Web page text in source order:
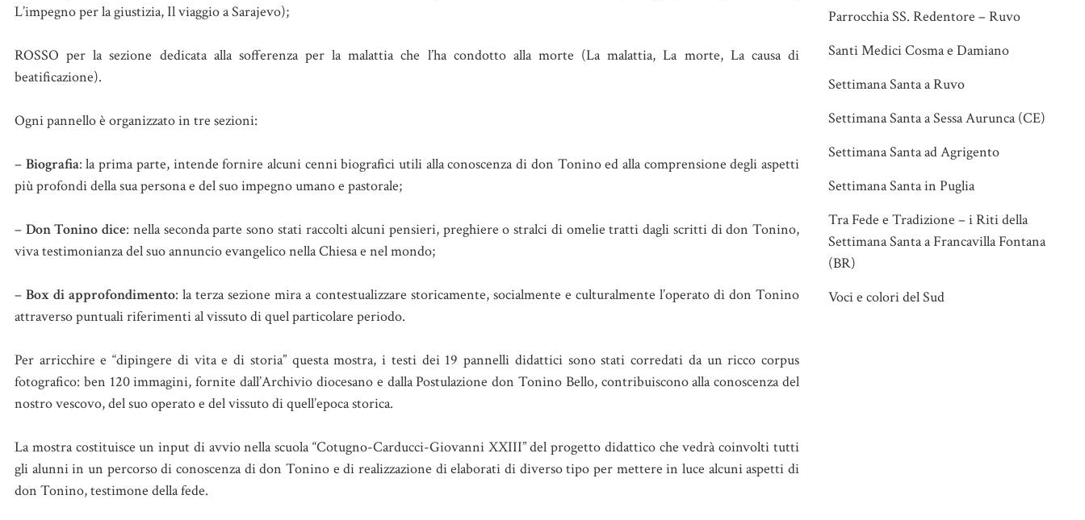
L’impegno per la giustizia, Il viaggio a Sarajevo);
ROSSO per la sezione dedicata alla sofferenza per la malattia che l’ha condotto alla morte (La malattia, La morte, La causa di
beatificazione).
Ogni pannello è organizzato in tre sezioni:
– Biografia: la prima parte, intende fornire alcuni cenni biografici utili alla conoscenza di don Tonino ed alla comprensione degli aspetti
più profondi della sua persona e del suo impegno umano e pastorale;
– Don Tonino dice: nella seconda parte sono stati raccolti alcuni pensieri, preghiere o stralci di omelie tratti dagli scritti di don Tonino,
viva testimonianza del suo annuncio evangelico nella Chiesa e nel mondo;
–Box di approfondimento: la terza sezione mira a contestualizzare storicamente, socialmente e culturalmente l’operato di don Tonino
attraverso puntuali riferimenti al vissuto di quel particolare periodo.
Per arricchire e “dipingere di vita e di storia” questa mostra, i testi dei 19 pannelli didattici sono stati corredati da un ricco corpus
fotografico: ben 120 immagini, fornite dall’Archivio diocesano e dalla Postulazione don Tonino Bello, contribuiscono alla conoscenza del
nostro vescovo, del suo operato e del vissuto di quell’epoca storica.
La mostra costituisce un input di avvio nella scuola “Cotugno-Carducci-Giovanni XXIII” del progetto didattico che vedrà coinvolti tutti
gli alunni in un percorso di conoscenza di don Tonino e di realizzazione di elaborati di diverso tipo per mettere in luce alcuni aspetti di
don Tonino, testimone della fede.
Parrocchia SS. Redentore – Ruvo
Santi Medici Cosma e Damiano
Settimana Santa a Ruvo
Settimana Santa a Sessa Aurunca (CE)
Settimana Santa ad Agrigento
Settimana Santa in Puglia
Tra Fede e Tradizione – i Riti della
Settimana Santa a Francavilla Fontana
(BR)
Voci e colori del Sud